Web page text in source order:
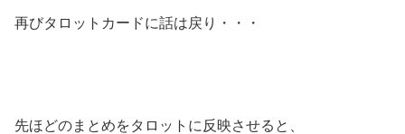
再びタロットカードに話は戻り・・・
先ほどのまとめをタロットに反映させると、